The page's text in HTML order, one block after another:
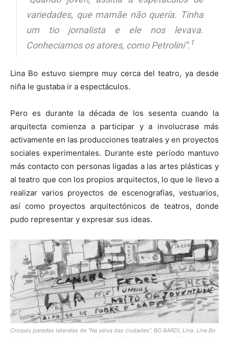
variedades, que mamãe não quería. Tinha
um tio jornalista e ele nos levava.
Conheciamos os atores, como Petrolini”. 1
Lina Bo estuvo siempre muy cerca del teatro, ya desde
niña le gustaba ir a espectáculos.
Pero es durante la década de los sesenta cuando la
arquitecta comienza a participar y a involucrase más
activamente en las producciones teatrales y en proyectos
sociales experimentales. Durante este período mantuvo
más contacto con personas ligadas a las artes plásticas y
al teatro que con los propios arquitectos, lo que le llevo a
realizar varios proyectos de escenografías, vestuarios,
así como proyectos arquitectónicos de teatros, donde
pudo representar y expresar sus ideas.
Croquis paredes laterales de “Na selva das ciudades”. BO BARDI, Lina. Lina Bo